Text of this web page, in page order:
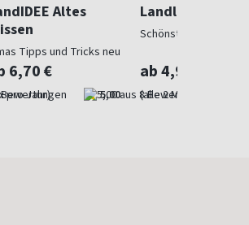
Altes
Tipps und Tricks neu
6,70 €
pro Jahr) 5,00
Landlust
Schönstes Landleben
ab 4,97 €
(alle 2 Monate)